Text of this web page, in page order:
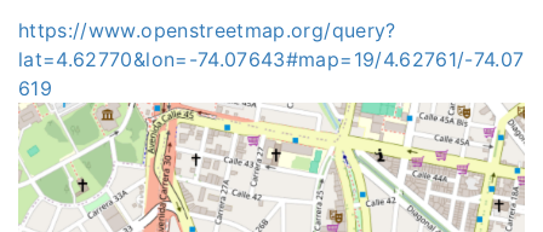
https://www.openstreetmap.org/query?
lat=4.62770&lon=-74.07643#map=19/4.62761/-74.07
619